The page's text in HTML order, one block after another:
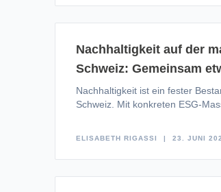
Nachhaltigkeit auf der
Schweiz: Gemeinsam
Nachhaltigkeit ist ein fester
Schweiz. Mit konkreten ESG-
ELISABETH RIGASSI 23. JUNI